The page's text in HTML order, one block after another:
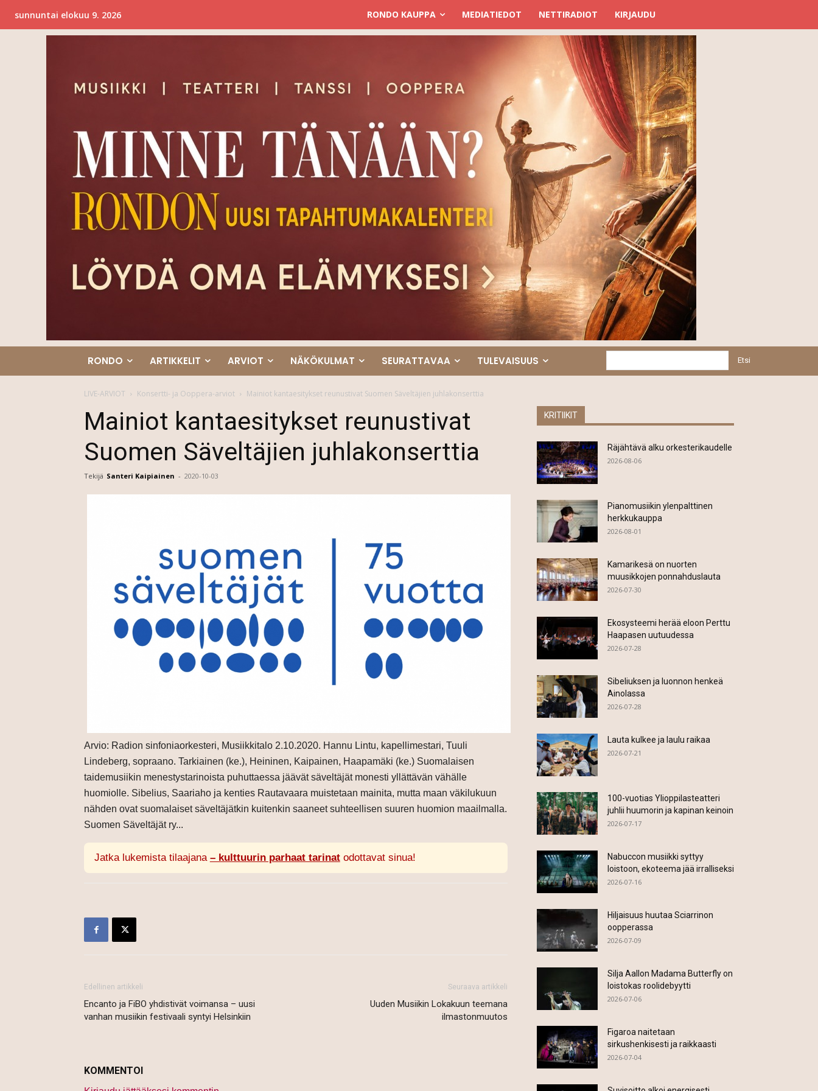
sunnuntai elokuu 9. 2026 RONDO KAUPPA MEDIATIEDOT NETTIRADIOT KIRJAUDU
RONDO ARTIKKELIT ARVIOT NÄKÖKULMAT SEURATTAVAA TULEVAISUUS Etsi
LIVE-ARVIOT Konsertti- ja Ooppera-arviot Mainiot kantaesitykset reunustivat Suomen Säveltäjien juhlakonserttia
Mainiot kantaesitykset reunustivat
Suomen Säveltäjien juhlakonserttia
Tekijä Santeri Kaipiainen - 2020-10-03
Arvio: Radion sinfoniaorkesteri, Musiikkitalo 2.10.2020. Hannu Lintu, kapellimestari, Tuuli
Lindeberg, sopraano. Tarkiainen (ke.), Heininen, Kaipainen, Haapamäki (ke.) Suomalaisen
taidemusiikin menestystarinoista puhuttaessa jäävät säveltäjät monesti yllättävän vähälle
huomiolle. Sibelius, Saariaho ja kenties Rautavaara muistetaan mainita, mutta maan väkilukuun
nähden ovat suomalaiset säveltäjätkin kuitenkin saaneet suhteellisen suuren huomion maailmalla.
Suomen Säveltäjät ry...
Jatka lukemista tilaajana – kulttuurin parhaat tarinatodottavat sinua!
Edellinen artikkeli
Encanto ja FiBO yhdistivät voimansa – uusi
vanhan musiikin festivaali syntyi Helsinkiin
Seuraava artikkeli
Uuden Musiikin Lokakuun teemana
ilmastonmuutos
KOMMENTOI
KRITIIKIT
Räjähtävä alku orkesterikaudelle
2026-08-06
Pianomusiikin ylenpalttinen
herkkukauppa
2026-08-01
Kamarikesä on nuorten
muusikkojen ponnahduslauta
2026-07-30
Ekosysteemi herää eloon Perttu
Haapasen uutuudessa
2026-07-28
Sibeliuksen ja luonnon henkeä
Ainolassa
2026-07-28
Lauta kulkee ja laulu raikaa
2026-07-21
100-vuotias Ylioppilasteatteri
juhlii huumorin ja kapinan keinoin
2026-07-17
Nabuccon musiikki syttyy
loistoon, ekoteema jää irralliseksi
2026-07-16
Hiljaisuus huutaa Sciarrinon
oopperassa
2026-07-09
Silja Aallon Madama Butterfly on
loistokas roolidebyytti
2026-07-06
Figaroa naitetaan
sirkushenkisesti ja raikkaasti
2026-07-04